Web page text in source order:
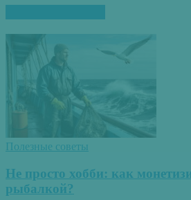
Полезные советы
Не просто хобби: как
рыбалкой?